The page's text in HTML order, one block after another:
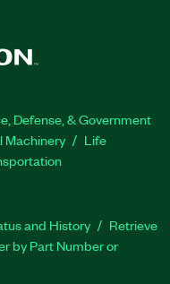
Defense, & Government
Machinery
Life
and History
Retrieve
by Part Number or